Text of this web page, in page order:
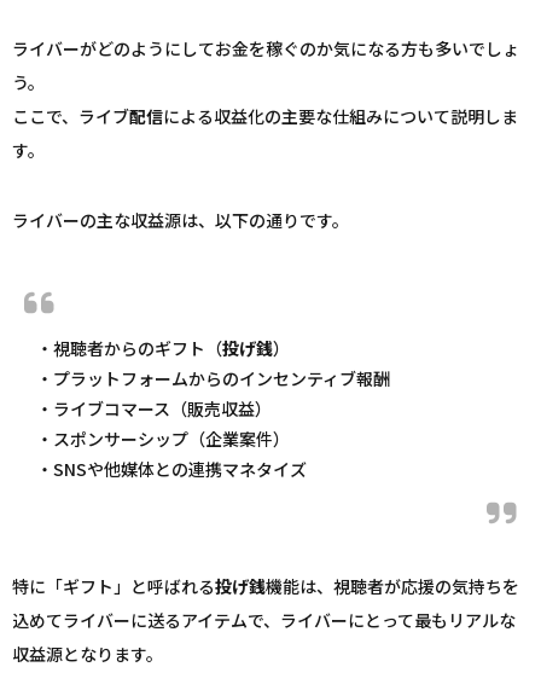
ライバーがどのようにしてお金を稼ぐのか気になる方も多いでしょ
う。
ここで、ライブ配信による収益化の主要な仕組みについて説明しま
す。
ライバーの主な収益源は、以下の通りです。
・視聴者からのギフト（投げ銭）
・プラットフォームからのインセンティブ報酬
・ライブコマース（販売収益）
・スポンサーシップ（企業案件）
・SNSや他媒体との連携マネタイズ
特に「ギフト」と呼ばれる投げ銭機能は、視聴者が応援の気持ちを
込めてライバーに送るアイテムで、ライバーにとって最もリアルな
収益源となります。